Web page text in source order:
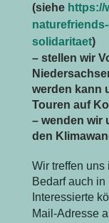
(siehe https://
solidaritaet)
– stellen wir
werden kann
Touren auf
– wenden wir
den
Wir treffen
Bedarf auch in
Interessierte
Mail-Adresse